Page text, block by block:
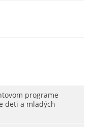
programe
deti a mladých